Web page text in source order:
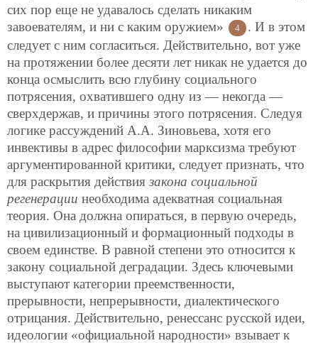
сих пор еще не удавалось сделать никаким
завоевателям, и ни с каким оружием»
4
. И в этом
следует с ним согласиться. Действительно, вот уже
на протяжении более десяти лет никак не удается до
конца осмыслить всю глубину социального
потрясения, охватившего одну из — некогда —
сверхдержав, и причины этого потрясения. Следуя
логике рассуждений А.А. Зиновьева, хотя его
инвективы в адрес философии марксизма требуют
аргументированной критики, следует признать, что
для раскрытия действия закона социальной
регенерации необходима адекватная социальная
теория. Она должна опираться, в первую очередь,
на цивилизационный и формационный подходы в
своем единстве. В равной степени это относится к
закону социальной деградации. Здесь ключевыми
выступают категории преемственности,
прерывности, непрерывности, диалектического
отрицания. Действительно, ренессанс русской идеи,
идеологии «официальной народности» взывает к